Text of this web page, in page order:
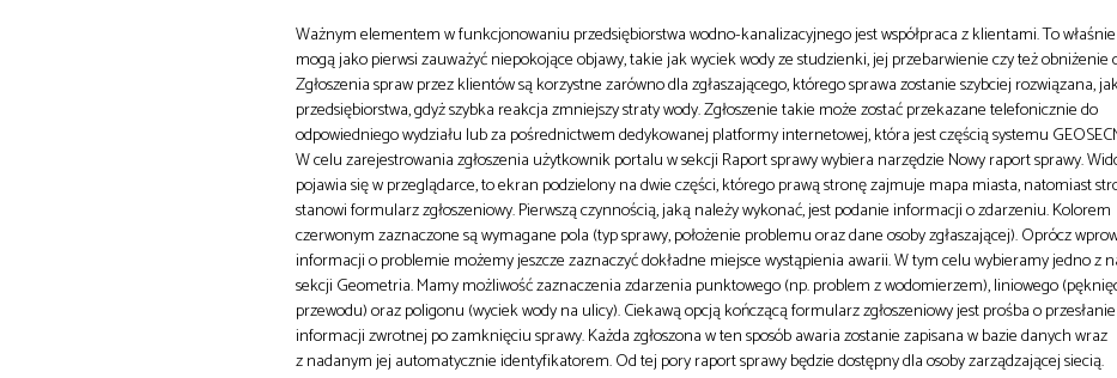
Ważnym elementem w funkcjonowaniu przedsiębiorstwa wodno-kanalizacyjnego jest współpraca z klientami. To
mogą jako pierwsi zauważyć niepokojące objawy, takie jak wyciek wody ze studzienki, jej przebarwienie czy też obniżenie
Zgłoszenia spraw przez klientów są korzystne zarówno dla zgłaszającego, którego sprawa zostanie szybciej rozwiązana,
przedsiębiorstwa, gdyż szybka reakcja zmniejszy straty wody. Zgłoszenie takie może zostać przekazane telefonicznie do
odpowiedniego wydziału lub za pośrednictwem dedykowanej platformy internetowej, która jest częścią systemu
W celu zarejestrowania zgłoszenia użytkownik portalu w sekcji Raport sprawy wybiera narzędzie Nowy raport sprawy.
pojawia się w przeglądarce, to ekran podzielony na dwie części, którego prawą stronę zajmuje mapa miasta, natomiast
stanowi formularz zgłoszeniowy. Pierwszą czynnością, jaką należy wykonać, jest podanie informacji o zdarzeniu. Kolorem
czerwonym zaznaczone są wymagane pola (typ sprawy, położenie problemu oraz dane osoby zgłaszającej). Oprócz
informacji o problemie możemy jeszcze zaznaczyć dokładne miejsce wystąpienia awarii. W tym celu wybieramy jedno z
sekcji Geometria. Mamy możliwość zaznaczenia zdarzenia punktowego (np. problem z wodomierzem), liniowego
przewodu) oraz poligonu (wyciek wody na ulicy). Ciekawą opcją kończącą formularz zgłoszeniowy jest prośba o przesłanie
informacji zwrotnej po zamknięciu sprawy. Każda zgłoszona w ten sposób awaria zostanie zapisana w bazie danych wraz
z nadanym jej automatycznie identyfikatorem. Od tej pory raport sprawy będzie dostępny dla osoby zarządzającej siecią.